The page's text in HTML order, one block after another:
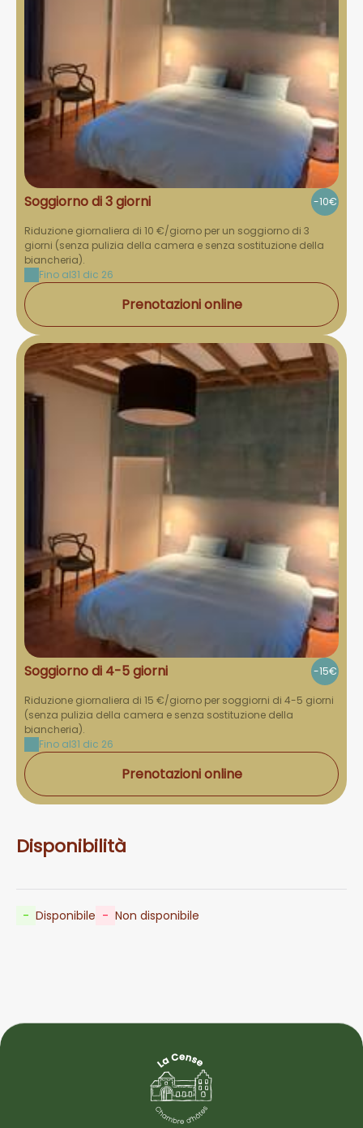
Soggiorno di 3 giorni -10€
Riduzione giornaliera di 10 €/giorno per un soggiorno di 3
giorni (senza pulizia della camera e senza sostituzione della
biancheria).
Fino al31 dic 26
Prenotazioni online
Soggiorno di 4-5 giorni -15€
Riduzione giornaliera di 15 €/giorno per soggiorni di 4-5 giorni
(senza pulizia della camera e senza sostituzione della
biancheria).
Fino al31 dic 26
Prenotazioni online
Disponibilità
- Disponibile - Non disponibile